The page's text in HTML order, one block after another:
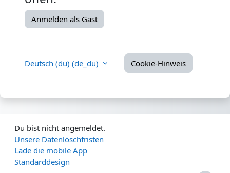
Anmelden als Gast
Deutsch (du) ‎(de_du)‎ Cookie-Hinweis
Du bist nicht angemeldet.
Unsere Datenlöschfristen
Lade die mobile App
Standarddesign